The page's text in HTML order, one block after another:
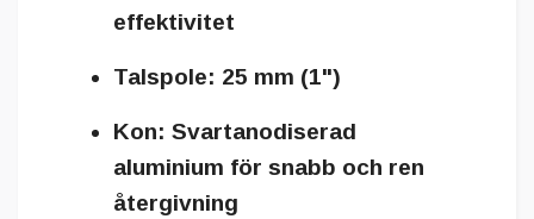
effektivitet
Talspole: 25 mm (1")
Kon: Svartanodiserad
aluminium för snabb och ren
återgivning